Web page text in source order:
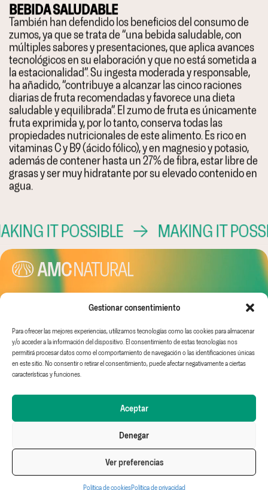
Gestionar consentimiento
Para ofrecer las mejores experiencias, utilizamos tecnologías como las cookies para almacenar
y/o acceder a la información del dispositivo. El consentimiento de estas tecnologías nos
permitirá procesar datos como el comportamiento de navegación o las identificaciones únicas
en este sitio. No consentir o retirar el consentimiento, puede afectar negativamente a ciertas
características y funciones.
Aceptar
Denegar
Ver preferencias
Política de cookiesPolítica de privacidad
BEBIDA SALUDABLE
También han defendido los beneficios del consumo de
zumos, ya que se trata de “una bebida saludable, con
múltiples sabores y presentaciones, que aplica avances
tecnológicos en su elaboración y que no está sometida a
la estacionalidad”. Su ingesta moderada y responsable,
ha añadido, “contribuye a alcanzar las cinco raciones
diarias de fruta recomendadas y favorece una dieta
saludable y equilibrada”. El zumo de fruta es únicamente
fruta exprimida y, por lo tanto, conserva todas las
propiedades nutricionales de este alimento. Es rico en
vitaminas C y B9 (ácido fólico), y en magnesio y potasio,
además de contener hasta un 27% de fibra, estar libre de
grasas y ser muy hidratante por su elevado contenido en
agua.
IT POSSIBLE → MAKING IT POSSIBLE
Trabaja con nosotros
Aviso Legal
privacidad
Política de cookies
AMC GLOBAL
WHITE & GREEN
FRUIT & TECH
Ctra. Madrid - Cartagena
Km 390 — 30100 Espinardo
Murcia (Spain)